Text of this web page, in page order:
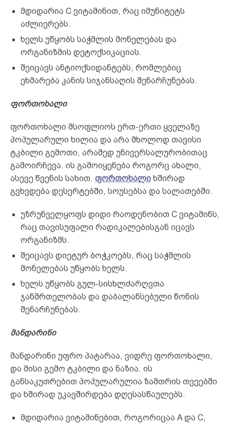
მდიდარია C ვიტამინით, რაც იმუნიტეტს
აძლიერებს.
ხელს უწყობს საჭმლის მონელებას და
ორგანიზმის დეტოქსიკაციას.
შეიცავს ანტიოქსიდანტებს, რომლებიც
ეხმარება კანის სიჯანსაღის შენარჩუნებას.
ფორთოხალი
ფორთოხალი მსოფლიოს ერთ-ერთი ყველაზე
პოპულარული ხილია და არა მხოლოდ თავისი
ტკბილი გემოთი, არამედ უნივერსალურობითაც
გამოირჩევა. ის გამოიყენება როგორც ახალი,
ასევე წვენის სახით. ფორთოხალი ხშირად
გვხვდება დესერტებში, სოუსებსა და სალათებში.
უზრუნველყოფს დიდი რაოდენობით C ვიტამინს,
რაც თავისუფალი რადიკალებისგან იცავს
ორგანიზმს.
შეიცავს დიეტურ ბოჭკოებს, რაც საჭმლის
მონელებას უწყობს ხელს.
ხელს უწყობს გულ-სისხლძარღვთა
ჯანმრთელობას და დაბალანსებული წონის
შენარჩუნებას.
მანდარინი
მანდარინი უფრო პატარაა, ვიდრე ფორთოხალი,
და მისი გემო ტკბილი და ნაზია. ის
განსაკუთრებით პოპულარულია ზამთრის თვეებში
და ხშირად უკავშირდება დღესასწაულებს.
მდიდარია ვიტამინებით, როგორიცაა A და C,